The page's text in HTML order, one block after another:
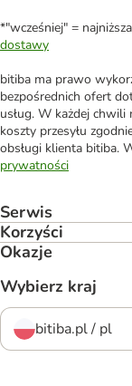
*"wcześniej" =
dostawy
bitiba ma prawo
bezpośrednich ofert
usług. W każdej chwili
koszty przesyłu
obsługi klienta bitiba.
prywatności
Serwis
Korzyści
Okazje
Wybierz kraj
bitiba.pl / pl